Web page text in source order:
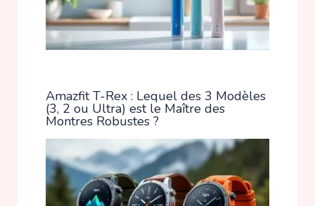
Amazfit T-Rex : Lequel des 3 Modèles
(3, 2 ou Ultra) est le Maître des
Montres Robustes ?